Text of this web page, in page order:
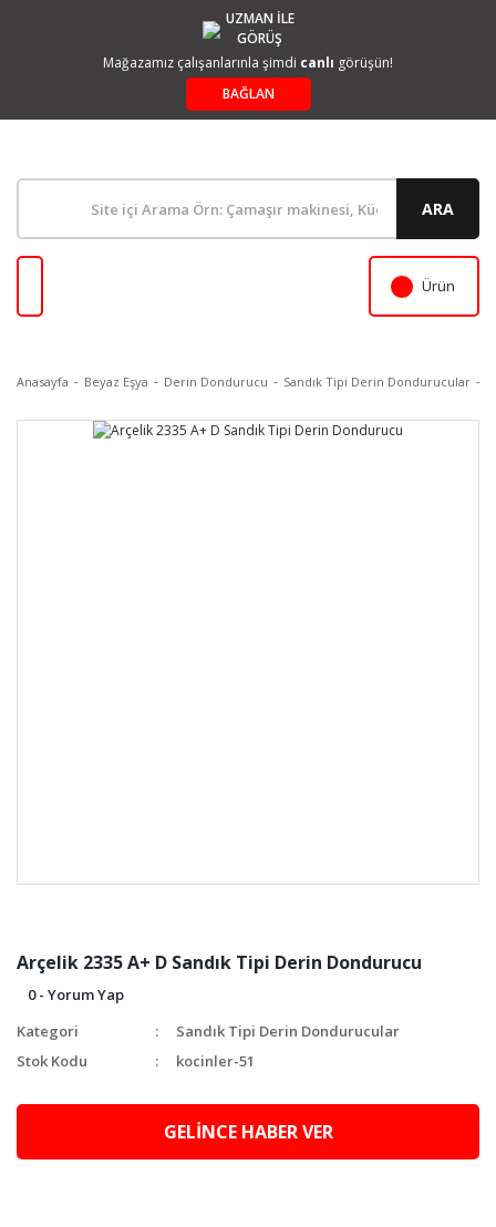
UZMAN İLE
GÖRÜŞ
Mağazamız çalışanlarınla şimdi canlı görüşün!
BAĞLAN
ARA
Ürün
Anasayfa Beyaz Eşya Derin Dondurucu Sandık Tipi Derin Dondurucular
Arçelik 2335 A+ D Sandık Tipi Derin Dondurucu
0 - Yorum Yap
Kategori
Sandık Tipi Derin Dondurucular
Stok Kodu
kocinler-51
GELİNCE HABER VER